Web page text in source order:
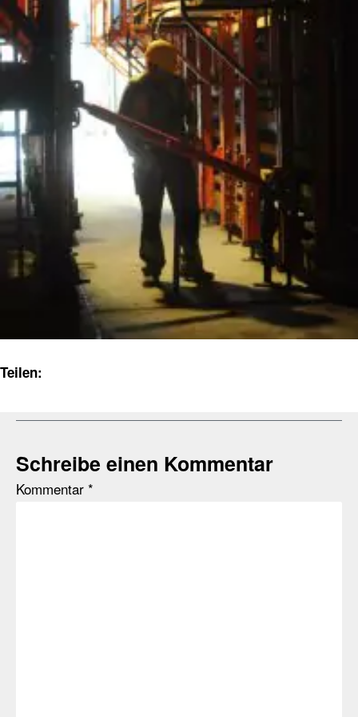
Teilen:
Schreibe einen Kommentar
Kommentar *